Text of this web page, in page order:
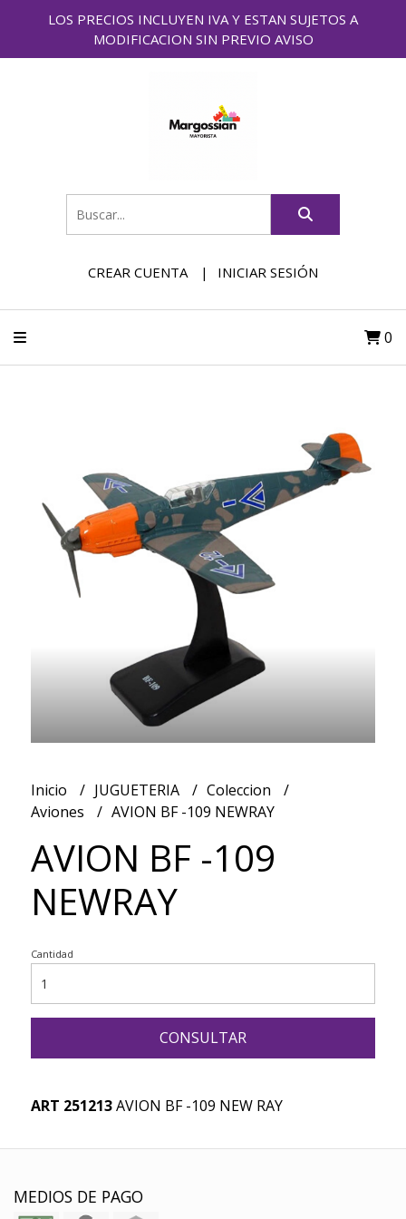
LOS PRECIOS INCLUYEN IVA Y ESTAN SUJETOS A
MODIFICACION SIN PREVIO AVISO
CREAR CUENTA INICIAR SESIÓN
0
Inicio JUGUETERIA
Coleccion
Aviones
AVION BF -109 NEWRAY
AVION BF -109
NEWRAY
Cantidad
CONSULTAR
ART 251213AVION BF -109 NEW RAY
MEDIOS DE PAGO